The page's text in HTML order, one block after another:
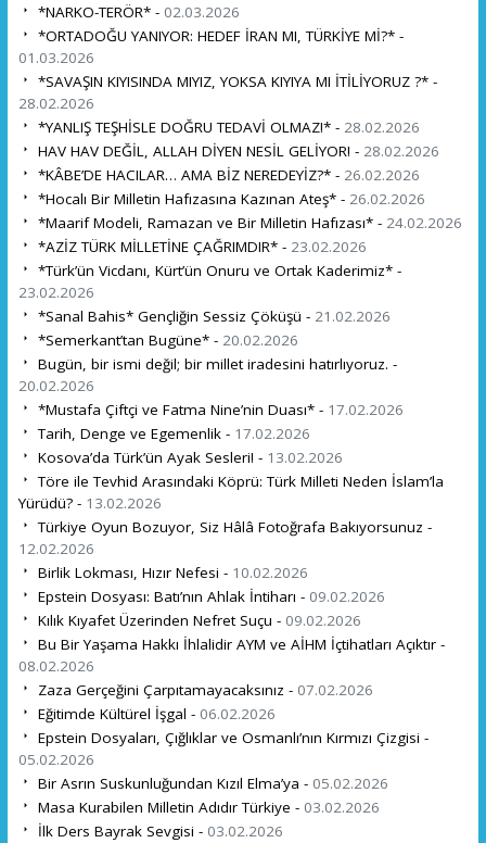
*NARKO-TERÖR* - 02.03.2026
*ORTADOĞU YANIYOR: HEDEF İRAN MI, TÜRKİYE Mİ?* -
01.03.2026
*SAVAŞIN KIYISINDA MIYIZ, YOKSA KIYIYA MI İTİLİYORUZ ?* -
28.02.2026
*YANLIŞ TEŞHİSLE DOĞRU TEDAVİ OLMAZ!* - 28.02.2026
HAV HAV DEĞİL, ALLAH DİYEN NESİL GELİYOR! - 28.02.2026
*KÂBE’DE HACILAR… AMA BİZ NEREDEYİZ?* - 26.02.2026
*Hocalı Bir Milletin Hafızasına Kazınan Ateş* - 26.02.2026
*Maarif Modeli, Ramazan ve Bir Milletin Hafızası* - 24.02.2026
*AZİZ TÜRK MİLLETİNE ÇAĞRIMDIR* - 23.02.2026
*Türk’ün Vicdanı, Kürt’ün Onuru ve Ortak Kaderimiz* -
23.02.2026
*Sanal Bahis* Gençliğin Sessiz Çöküşü - 21.02.2026
*Semerkant’tan Bugüne* - 20.02.2026
Bugün, bir ismi değil; bir millet iradesini hatırlıyoruz. -
20.02.2026
*Mustafa Çiftçi ve Fatma Nine’nin Duası* - 17.02.2026
Tarih, Denge ve Egemenlik - 17.02.2026
Kosova’da Türk’ün Ayak Sesleri! - 13.02.2026
Töre ile Tevhid Arasındaki Köprü: Türk Milleti Neden İslam’la
Yürüdü? - 13.02.2026
Türkiye Oyun Bozuyor, Siz Hâlâ Fotoğrafa Bakıyorsunuz -
12.02.2026
Birlik Lokması, Hızır Nefesi - 10.02.2026
Epstein Dosyası: Batı’nın Ahlak İntiharı - 09.02.2026
Kılık Kıyafet Üzerinden Nefret Suçu - 09.02.2026
Bu Bir Yaşama Hakkı İhlalidir AYM ve AİHM İçtihatları Açıktır -
08.02.2026
Zaza Gerçeğini Çarpıtamayacaksınız - 07.02.2026
Eğitimde Kültürel İşgal - 06.02.2026
Epstein Dosyaları, Çığlıklar ve Osmanlı’nın Kırmızı Çizgisi -
05.02.2026
Bir Asrın Suskunluğundan Kızıl Elma’ya - 05.02.2026
Masa Kurabilen Milletin Adıdır Türkiye - 03.02.2026
İlk Ders Bayrak Sevgisi - 03.02.2026